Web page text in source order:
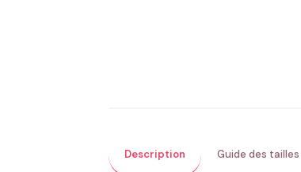
Description Guide des tailles